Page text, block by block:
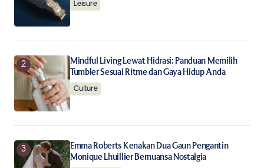
Save my name, email, and website in this browser for
the next time I comment.
Notify me of new posts by email.
Submit Comment
Leisure
Mindful Living Lewat Hidrasi: Panduan Memilih
Tumbler Sesuai Ritme dan Gaya Hidup Anda
Culture
Emma Roberts Kenakan Dua Gaun Pengantin
Monique Lhuillier Bernuansa Nostalgia